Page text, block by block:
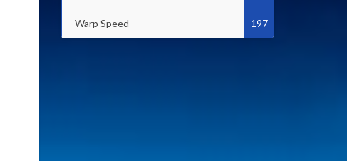
Warp Speed 197